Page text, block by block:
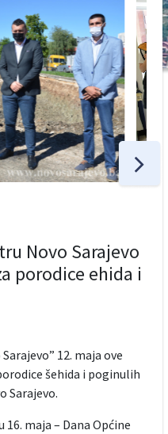
Novo Sarajevo
porodice ehida i
12. maja ove
šehida i poginulih
Sarajevo.
maja – Dana Općine